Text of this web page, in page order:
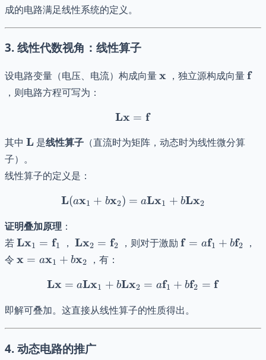
成的电路满足线性系统的定义。
3. 线性代数视角：线性算子
设电路变量（电压、电流）构成向量\mathbf{x}
x ，独立源构成向量f
，则电路方程可写为：
\mathbf{L} \mathbf{x}
Lx = f
其中 \mathbf{L}
L 是线性算子 （直流时为矩阵，动态时为线性微分算
子）。
线性算子的定义是：
\mathbf{L}(a
L(ax1 + bx2) = aLx1 + bLx2
证明叠加原理 ：
若\mathbf{L}
\mathbf{x}_1
\mathbf{f}_1
Lx1 = f1 ， \mathbf{L}
\mathbf{x}_2
=
\mathbf{f}_2
Lx2 = f2 ，则对于激励 \mathbf{f} =
+ b
f = af1 + bf2
，
令 \mathbf{x} =
\mathbf{x}_1
\mathbf{x}_2
x = ax1 + bx2
，有：
\mathbf{L} \mathbf{x}
Lx = aLx1 + bLx2 = af1 + bf2 = f
即解可叠加。这直接从线性算子的性质得出。
4. 动态电路的推广